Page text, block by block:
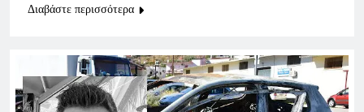
Διαβάστε περισσότερα